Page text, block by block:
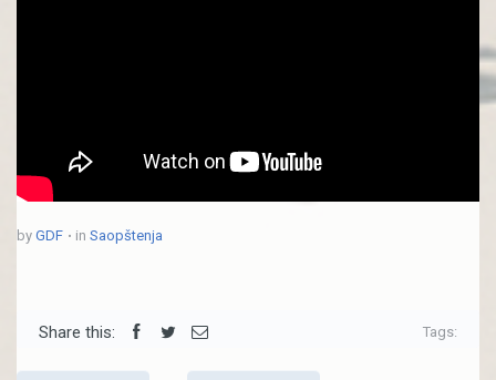
by GDF in Saopštenja
Share this: Tags: